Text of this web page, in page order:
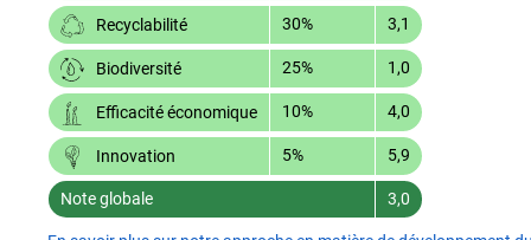
Recyclabilité 30% 3,1
Biodiversité 25% 1,0
Efficacité économique 10% 4,0
Innovation 5% 5,9
Note globale 3,0